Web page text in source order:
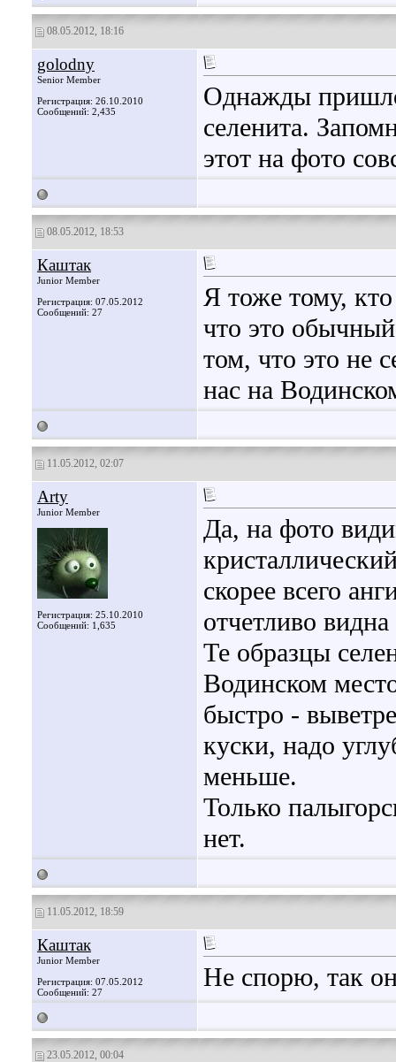
08.05.2012, 18:16
golodny
Senior Member
Регистрация: 26.10.2010
Сообщений: 2,435
Однажды
селенита.
этот на фото
08.05.2012, 18:53
Каштак
Junior Member
Регистрация: 07.05.2012
Сообщений: 27
Я тоже тому,
что это
том, что это не
нас на
11.05.2012, 02:07
Arty
Junior Member
Регистрация: 25.10.2010
Сообщений: 1,635
Да, на фото
скорее всего
отчетливо
Те образцы
Водинском
быстро -
куски, надо
меньше.
Только
нет.
11.05.2012, 18:59
Каштак
Junior Member
Регистрация: 07.05.2012
Сообщений: 27
Не спорю, так
23.05.2012, 00:04